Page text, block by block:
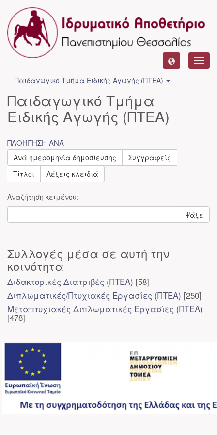
Παιδαγωγικό Τμήμα Ειδικής Αγωγής (ΠΤΕΑ)
Παιδαγωγικό Τμήμα
Ειδικής Αγωγής (ΠΤΕΑ)
ΠΛΟΉΓΗΣΗ ΑΝΆ
Ανά ημερομηνία δημοσίευσης
Συγγραφείς
Τίτλοι
Λέξεις κλειδιά
Αναζήτηση κειμένου:
Ψάξε
Συλλογές μέσα σε αυτή την
κοινότητα
Διδακτορικές Διατριβές (ΠΤΕΑ) [58]
Διπλωματικές/Πτυχιακές Εργασίες (ΠΤΕΑ) [250]
Μεταπτυχιακές Διπλωματικές Εργασίες (ΠΤΕΑ)
[478]